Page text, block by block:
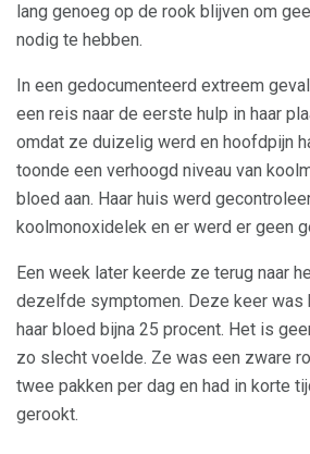
lang genoeg op de rook blijven om
nodig te hebben.
In een gedocumenteerd extreem
een reis naar de eerste hulp in haar
omdat ze duizelig werd en hoofdpijn
toonde een verhoogd niveau van
bloed aan. Haar huis werd
koolmonoxidelek en er werd er geen
Een week later keerde ze terug naar
dezelfde symptomen. Deze keer was
haar bloed bijna 25 procent. Het is
zo slecht voelde. Ze was een zware
twee pakken per dag en had in korte
gerookt.